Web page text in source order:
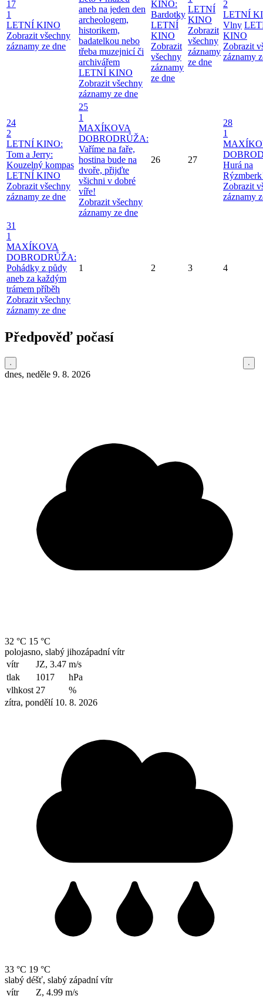
17
1
LETNÍ KINO
Zobrazit všechny
záznamy ze dne
aneb na jeden den
archeologem,
historikem,
badatelkou nebo
třeba muzejnicí či
archivářem
LETNÍ KINO
Zobrazit všechny
záznamy ze dne
KINO:
Bardotky
LETNÍ
KINO
Zobrazit
všechny
záznamy
ze dne
LETNÍ
KINO
Zobrazit
všechny
záznamy
ze dne
2
LETNÍ
Vlny
KINO
Zobrazit
záznamy
24
2
LETNÍ KINO:
Tom a Jerry:
Kouzelný kompas
LETNÍ KINO
Zobrazit všechny
záznamy ze dne
25
1
MAXÍKOVA
DOBRODRŮŽA:
Vaříme na faře,
hostina bude na
dvoře, přijďte
všichni v dobré
víře!
Zobrazit všechny
záznamy ze dne
26 27
28
1
Hurá na
Zobrazit
záznamy
31
1
MAXÍKOVA
DOBRODRŮŽA:
Pohádky z půdy
aneb za každým
trámem příběh
Zobrazit všechny
záznamy ze dne
1 2 3 4
Předpověď počasí
dnes, neděle 9. 8. 2026
32 °C 15 °C
polojasno, slabý jihozápadní vítr
vítr
JZ, 3.47 m/s
tlak
1017
hPa
vlhkost 27
%
zítra, pondělí 10. 8. 2026
33 °C 19 °C
slabý déšť, slabý západní vítr
vítr
Z, 4.99 m/s